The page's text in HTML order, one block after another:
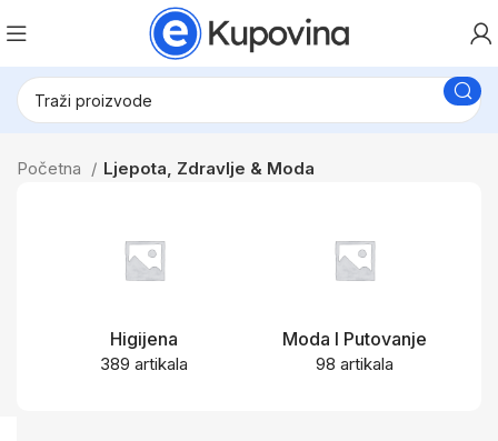
Početna Ljepota, Zdravlje & Moda
Higijena
389 artikala
Moda I Putovanje
98 artikala